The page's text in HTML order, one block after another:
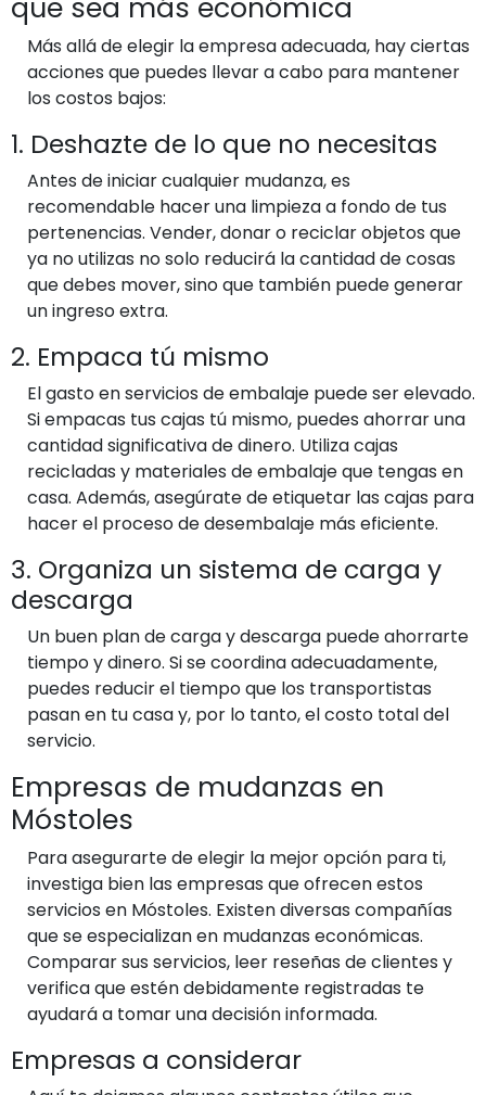
que sea más económica
Más allá de elegir la empresa adecuada, hay ciertas
acciones que puedes llevar a cabo para mantener
los costos bajos:
1. Deshazte de lo que no necesitas
Antes de iniciar cualquier mudanza, es
recomendable hacer una limpieza a fondo de tus
pertenencias. Vender, donar o reciclar objetos que
ya no utilizas no solo reducirá la cantidad de cosas
que debes mover, sino que también puede generar
un ingreso extra.
2. Empaca tú mismo
El gasto en servicios de embalaje puede ser elevado.
Si empacas tus cajas tú mismo, puedes ahorrar una
cantidad significativa de dinero. Utiliza cajas
recicladas y materiales de embalaje que tengas en
casa. Además, asegúrate de etiquetar las cajas para
hacer el proceso de desembalaje más eficiente.
3. Organiza un sistema de carga y
descarga
Un buen plan de carga y descarga puede ahorrarte
tiempo y dinero. Si se coordina adecuadamente,
puedes reducir el tiempo que los transportistas
pasan en tu casa y, por lo tanto, el costo total del
servicio.
Empresas de mudanzas en
Móstoles
Para asegurarte de elegir la mejor opción para ti,
investiga bien las empresas que ofrecen estos
servicios en Móstoles. Existen diversas compañías
que se especializan en mudanzas económicas.
Comparar sus servicios, leer reseñas de clientes y
verifica que estén debidamente registradas te
ayudará a tomar una decisión informada.
Empresas a considerar